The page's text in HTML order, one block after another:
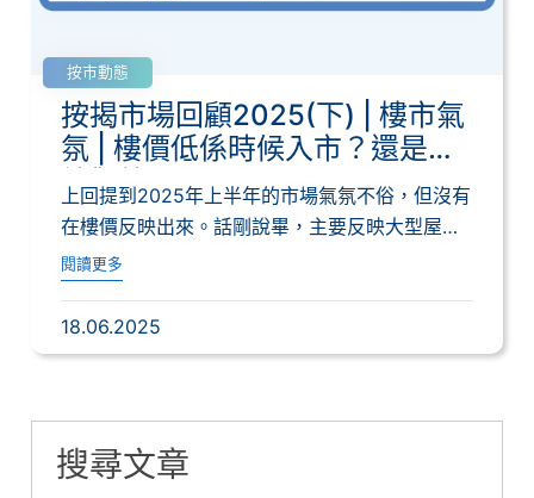
按市動態
按揭市場回顧2025(下) | 樓市氣
氛 | 樓價低係時候入市？還是持
續觀望？
上回提到2025年上半年的市場氣氛不俗，但沒有
在樓價反映出來。話剛說畢，主要反映大型屋苑
二...
閱讀更多
18.06.2025
搜尋文章